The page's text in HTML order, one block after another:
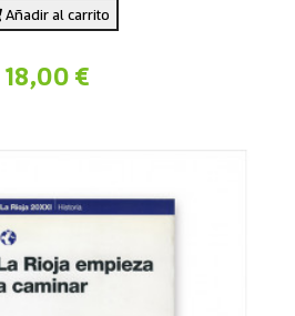
Añadir al carrito
18,00 €